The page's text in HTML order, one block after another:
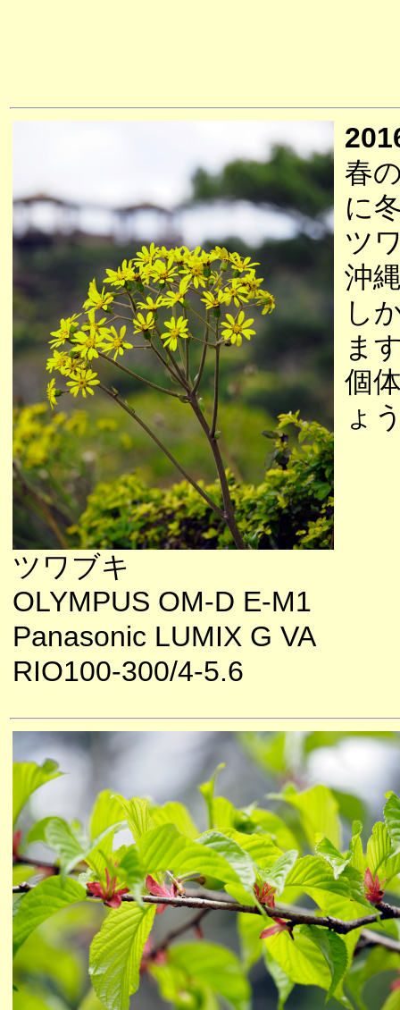
ツワブキ
OLYMPUS OM-D E-M1
Panasonic LUMIX G VA
RIO100-300/4-5.6
春
に
ツ
沖
し
ま
個
ょ